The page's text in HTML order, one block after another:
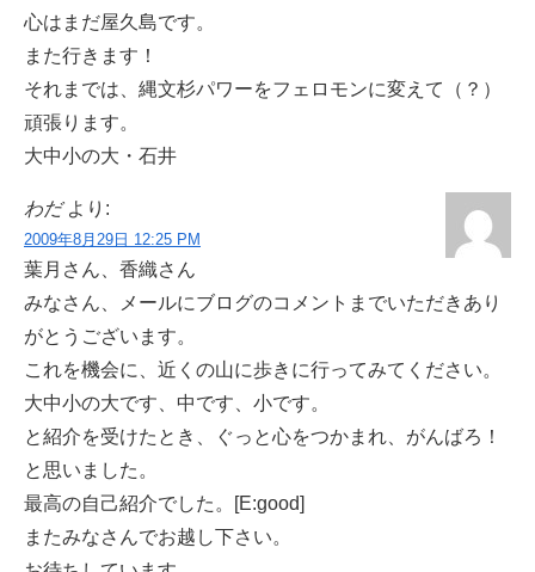
心はまだ屋久島です。
また行きます！
それまでは、縄文杉パワーをフェロモンに変えて（？）
頑張ります。
大中小の大・石井
わだ より:
2009年8月29日 12:25 PM
葉月さん、香織さん
みなさん、メールにブログのコメントまでいただきあり
がとうございます。
これを機会に、近くの山に歩きに行ってみてください。
大中小の大です、中です、小です。
と紹介を受けたとき、ぐっと心をつかまれ、がんばろ！
と思いました。
最高の自己紹介でした。[E:good]
またみなさんでお越し下さい。